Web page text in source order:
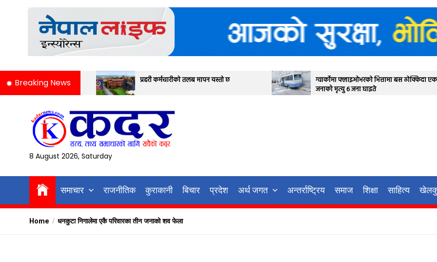
Breaking Newsप्रहरी कर्मचारीको तलब मापन यस्तो छ
ग्वार्कोमा फ्लाइओभरको भित्तामा बस ठोक्किदा एक
जनाको मृत्यु ६ जना घाइते
देउवा
8 August 2026, Saturday
समाचार राजनीतिक कुराकानी बिचार प्रदेश अर्थ जगत अन्तर्राष्ट्रिय समाज शिक्षा साहित्य
Home धनकुटा निगालेमा एकै परिवारका तीन जनाको शव फेला